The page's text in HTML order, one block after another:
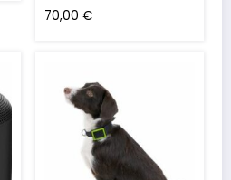
70,00 €